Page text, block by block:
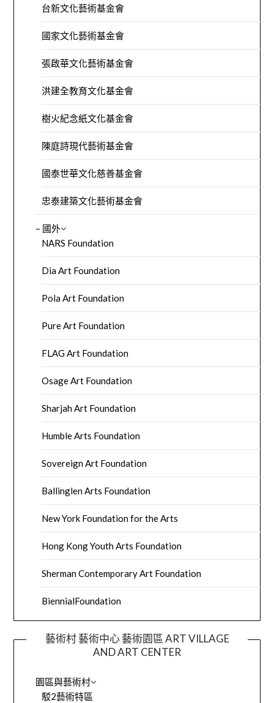
台新文化藝術基金會
國家文化藝術基金會
張啟華文化藝術基金會
洪建全教育文化基金會
樹火紀念紙文化基金會
陳庭詩現代藝術基金會
國泰世華文化慈善基金會
忠泰建築文化藝術基金會
– 國外
NARS Foundation
Dia Art Foundation
Pola Art Foundation
Pure Art Foundation
FLAG Art Foundation
Osage Art Foundation
Sharjah Art Foundation
Humble Arts Foundation
Sovereign Art Foundation
Ballinglen Arts Foundation
New York Foundation for the Arts
Hong Kong Youth Arts Foundation
Sherman Contemporary Art Foundation
BiennialFoundation
藝術村 藝術中心 藝術園區 ART VILLAGE
AND ART CENTER
園區與藝術村
駁2藝術特區